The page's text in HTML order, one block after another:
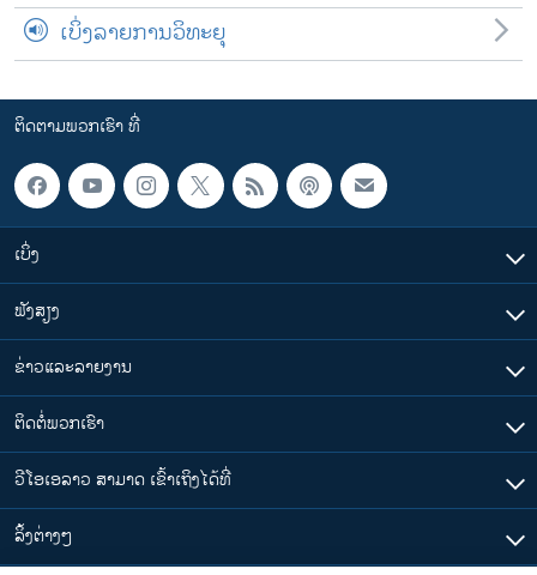
ເບິ່ງລາຍການວິທະຍຸ
ຕິດຕາມພວກເຮົາ ທີ່
ເບິ່ງ
ຟັງສຽງ
ຂ່າວແລະລາຍງານ
ຕິດຕໍ່ພວກເຮົາ
ວີໂອເອລາວ ສາມາດ ເຂົ້າເຖິງໄດ້ທີ່
​ລິ້ງ​ຕ່າງໆ